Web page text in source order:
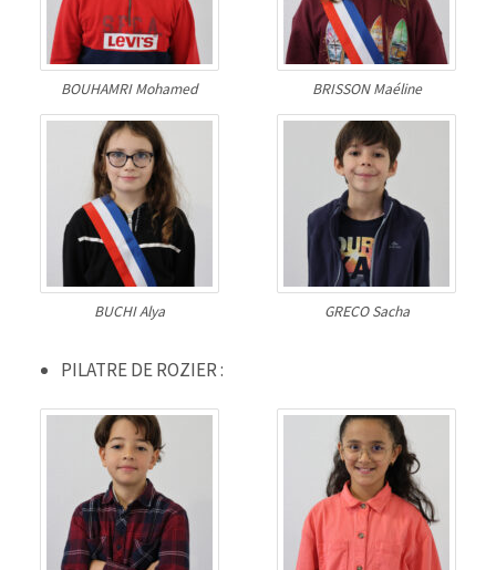
BOUHAMRI Mohamed BRISSON Maéline
BUCHI Alya GRECO Sacha
PILATRE DE ROZIER :